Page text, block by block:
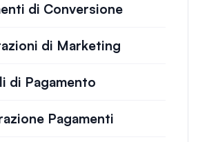
di Conversione
di Marketing
di Pagamento
Pagamenti